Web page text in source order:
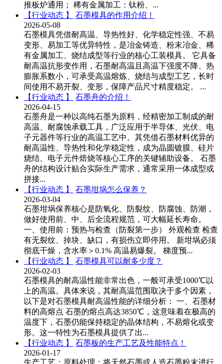
推板炉通用； 稀有金属加工：钛粉、...
【行业动态 】
石墨模具的作用介绍！
2026-05-08
石墨模具凭借耐高温、导热性好、化学稳定性强、不易
变形、易加工等优异特性，是冶金铸造、粉末冶金、稀
有金属加工、烧结成型等行业的核心工装模具。 它具备
耐高温抗形变作用，石墨耐高温且高温下强度不降、热
膨胀系数小，可承受高温熔炼、烧结与成型工艺，长时
间使用不易开裂、变形，保障产品尺寸精度稳定。 ...
【行业动态 】
石墨舟的介绍！
2026-04-15
石墨舟是一种以高纯石墨为原料，经精密加工制成的耐
高温、耐腐蚀承载工具，广泛应用于半导体、光伏、电
子元器件等行业的高温工艺中。其凭借石墨材料优异的
耐高温性、导热性和化学稳定性，成为晶圆镀膜、硅片
烧结、电子元件焙烧等核心工序的关键辅助设备。 石墨
舟的结构设计贴合实际生产需求，通常采用一体成型或
拼接...
【行业动态 】
石墨坩埚怎么保养？
2026-03-04
石墨坩埚保养核心是防氧化、防裂纹、防腐蚀、防潮，
做好使用前、中、后全流程规范，可大幅延长寿命。
一、使用前：预热与检查（防裂第一步） 外观检查 检查
有无裂纹、掉块、缺口，有损伤立即停用。 新坩埚必须
彻底干燥，含水率＞0.1% 高温易爆裂。 梯度预...
【行业动态 】
石墨模具可以耐多少度？
2026-02-03
石墨模具的耐高温性能非常出色，一般可承受1000℃以
上的高温。具体来说，其耐高温范围取决于多个因素，
以下是对石墨模具耐高温性能的详细分析： 一、石墨材
料的高熔点 石墨的熔点高达3850℃，这意味着在极高的
温度下，石墨仍能保持稳定的晶体结构，不易熔化或变
形。这一特性为石墨模具提供了出...
【行业动态 】
石墨板的生产工艺及性能特点！
2026-01-17
生产工艺：原料处理：将天然石墨或人造石墨粉末进行